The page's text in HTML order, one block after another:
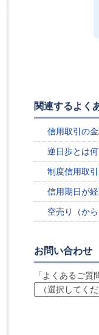
関連するよく
信用取引の
逆日歩とは
制度信用取
信用期日が
空売り（か
お問い合わせ
「よくあるご